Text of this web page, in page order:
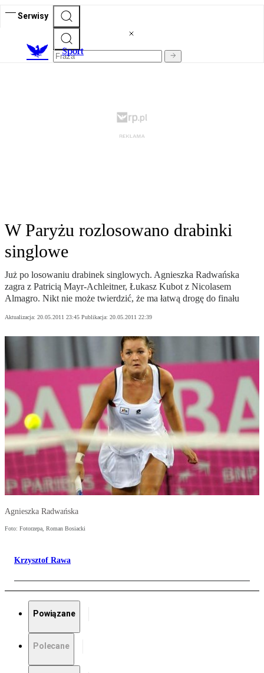
Serwisy
Sport
W Paryżu rozlosowano drabinki
singlowe
Już po losowaniu drabinek singlowych. Agnieszka Radwańska
zagra z Patricią Mayr-Achleitner, Łukasz Kubot z Nicolasem
Almagro. Nikt nie może twierdzić, że ma łatwą drogę do finału
Aktualizacja: 20.05.2011 23:45 Publikacja: 20.05.2011 22:39
Agnieszka Radwańska
Foto: Fotorzepa, Roman Bosiacki
Krzysztof Rawa
Powiązane
Polecane